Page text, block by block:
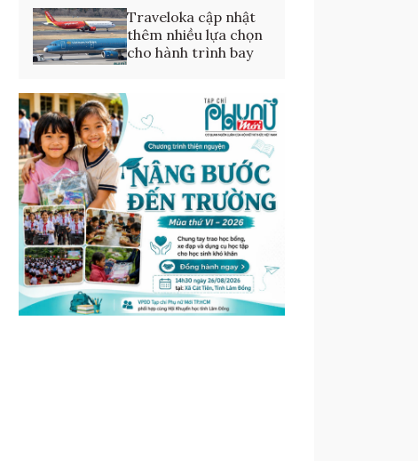
Traveloka cập nhật
thêm nhiều lựa chọn
cho hành trình bay